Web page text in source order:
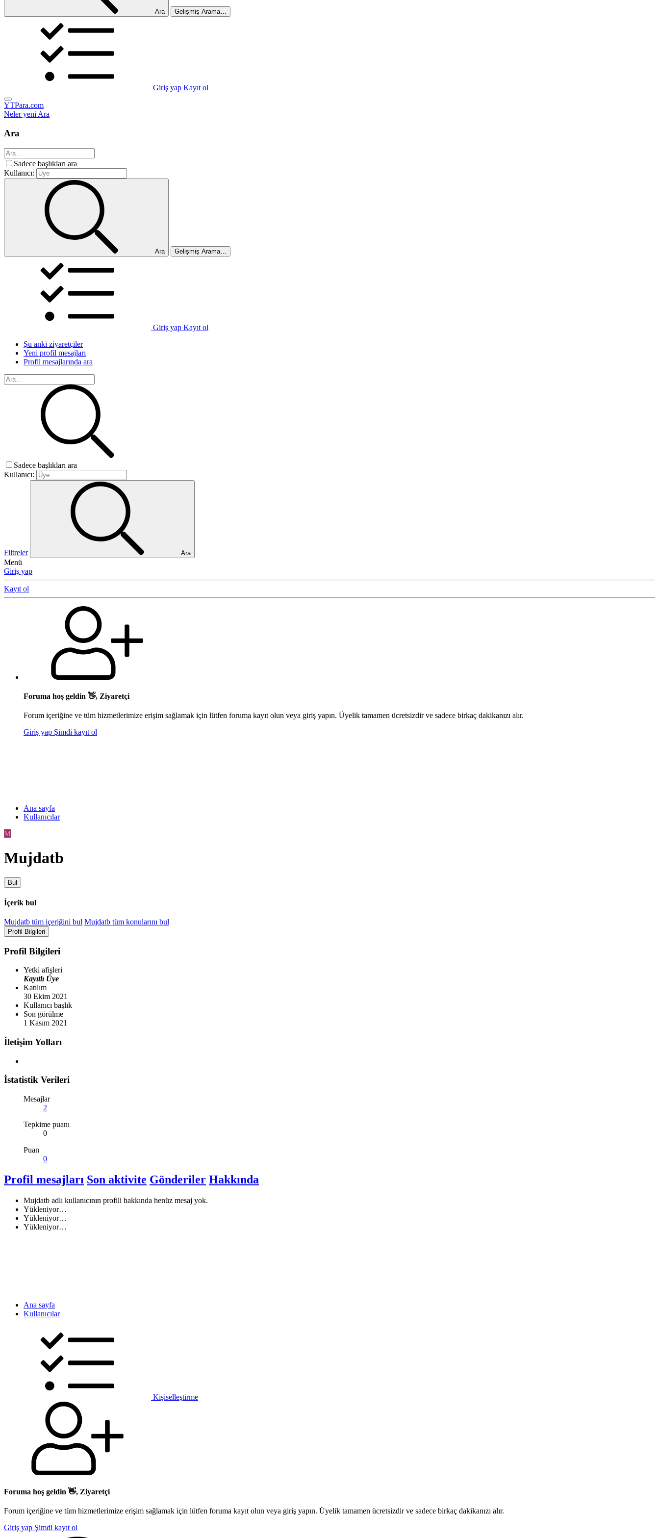
Ara Gelişmiş Arama…
Giriş yap Kayıt ol
YTPara.com
Neler yeniAra
Ara
Sadece başlıkları ara
Kullanıcı:
Ara Gelişmiş Arama…
Giriş yap Kayıt ol
Şu anki ziyaretçiler
Yeni profil mesajları
Profil mesajlarında ara
Sadece başlıkları ara
Kullanıcı:
Filtreler Ara
Menü
Giriş yap
Kayıt ol
Foruma hoş geldin 👋, Ziyaretçi
Forum içeriğine ve tüm hizmetlerimize erişim sağlamak için lütfen foruma kayıt olun veya giriş yapın. Üyelik tamamen ücretsizdir ve sadece birkaç dakikanızı alır.
Giriş yap Şimdi kayıt ol
Ana sayfa
Kullanıcılar
M
Mujdatb
Bul
İçerik bul
Mujdatb tüm içeriğini bul Mujdatb tüm konularını bul
Profil Bilgileri
Profil Bilgileri
Yetki afişleri
Kayıtlı Üye
Katılım
30 Ekim 2021
Kullanıcı başlık
Son görülme
1 Kasım 2021
İletişim Yolları
İstatistik Verileri
Mesajlar
2
Tepkime puanı
0
Puan
0
Profil mesajları Son aktivite Gönderiler Hakkında
Mujdatb adlı kullanıcının profili hakkında henüz mesaj yok.
Yükleniyor…
Yükleniyor…
Yükleniyor…
Ana sayfa
Kullanıcılar
Kişiselleştirme
Foruma hoş geldin 👋, Ziyaretçi
Forum içeriğine ve tüm hizmetlerimize erişim sağlamak için lütfen foruma kayıt olun veya giriş yapın. Üyelik tamamen ücretsizdir ve sadece birkaç dakikanızı alır.
Giriş yap Şimdi kayıt ol